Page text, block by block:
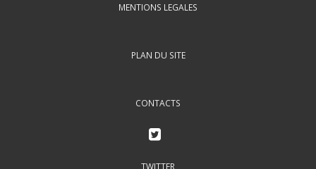
MENTIONS LEGALES
PLAN DU SITE
CONTACTS
TWITTER